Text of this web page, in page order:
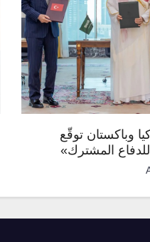
وباكستان توقّع
المشترك»